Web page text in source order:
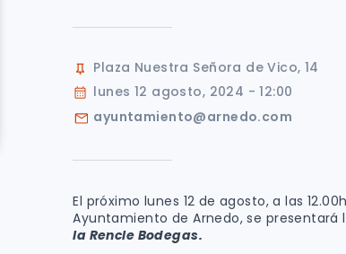
Plaza Nuestra Señora de Vico, 14
lunes 12 agosto, 2024 - 12:00
ayuntamiento@arnedo.com
El próximo lunes 12 de agosto, a las
Ayuntamiento de Arnedo, se presentará
la Rencle Bodegas.